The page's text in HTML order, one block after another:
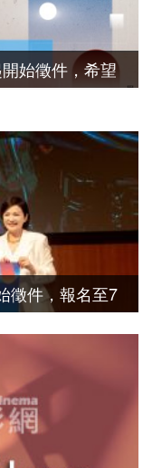
始徵件，希望
的民眾參賽！
徵件，報名至7
元，歡迎國內外